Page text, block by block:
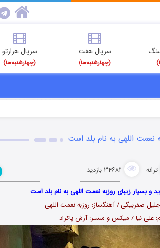
سریال هفت
(چهارشنبه‌ها)
سریال هزارتو
(چهارشنبه‌ها)
نعمت اللهی به نام بلد است
ترانه ۳۴۶۸۲ بازدید
و بسیار زیبای روزبه نعمت اللهی به نام بلد است
جلیل صفربیگی / آهنگساز: روزبه نعمت اللهی
علی نیا / میکس و مستر: آرش پاکزاد